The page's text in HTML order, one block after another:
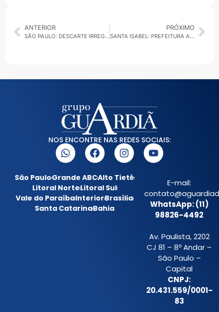
ANTERIOR
SÃO PAULO: DESCARTE IRREGULAR DE LIXO SEGUE COMO DESAFIO NA CAPELA DO SOCORRO
PRÓXIMO
SANTA ISABEL: PREFEITURA ABRE INSCRIÇÕES PARA CURSO GRATUITO DE ASSISTENTE ADMINISTRATIVO EM PARCERIA COM O TRAMPOLIM SP
NOS ENCONTRE NAS REDES SOCIAIS:
São PauloGrande ABCAlto Tietê
Litoral NorteLitoral Sul
Vale do ParaíbaInteriorBrasília
Santa CatarinaBahia
E-mail:
WhatsApp: (11)
98826-4492
Av. Paulista, 2202
CJ 81 – 8º Andar –
São Paulo –
Capital
CNPJ:
20.431.559/0001-
83